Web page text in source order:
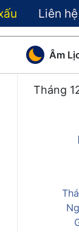
Liên hệ
Âm
Tháng